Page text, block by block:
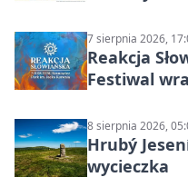
7 sierpnia 2026,
Reakcja
Festiwal
8 sierpnia 2026,
Hrubý
wycieczka